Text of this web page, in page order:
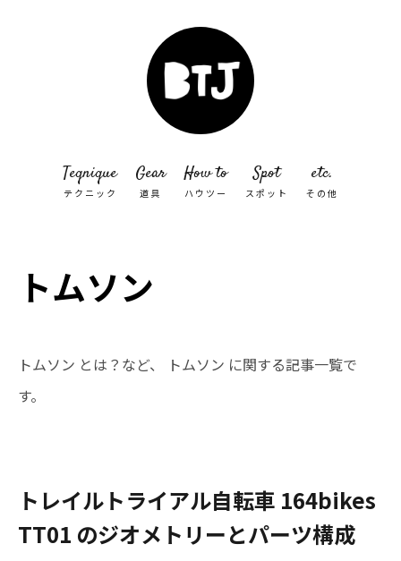
Teqnique
テクニック
Gear
道具
How to
ハウツー
Spot
スポット
etc.
その他
トムソン
トムソン とは？など、 トムソン に関する記事一覧で
す。
トレイルトライアル自転車 164bikes
TT01 のジオメトリーとパーツ構成